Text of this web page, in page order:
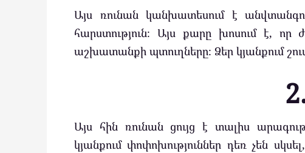
Այս ռունան կանխատեսում է
հարստություն։ Այս քարը խոսում է,
աշխատանքի պտուղները։ Ձեր կյանքում
Այս հին ռունան ցույց է տալիս
կյանքում փոփոխություններ դեռ չեն